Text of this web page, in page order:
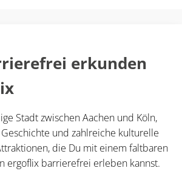
erkunden
Stadt zwischen Aachen und Köln,
und zahlreiche kulturelle
die Du mit einem faltbaren
ergoflix barrierefrei erleben kannst.